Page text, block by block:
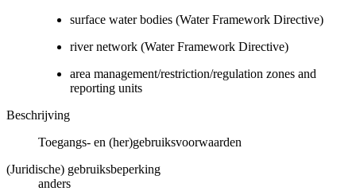
surface water bodies (Water Framework Directive)
river network (Water Framework Directive)
area management/restriction/regulation zones and
reporting units
Beschrijving
Toegangs- en (her)gebruiksvoorwaarden
(Juridische) gebruiksbeperking
anders